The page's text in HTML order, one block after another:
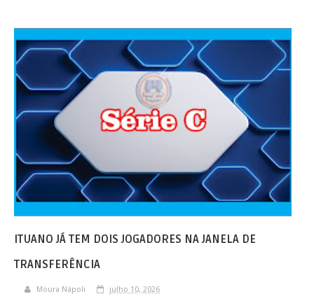
ITUANO JÁ TEM DOIS JOGADORES NA JANELA DE
TRANSFERÊNCIA
Moura Nápoli julho 10, 2026